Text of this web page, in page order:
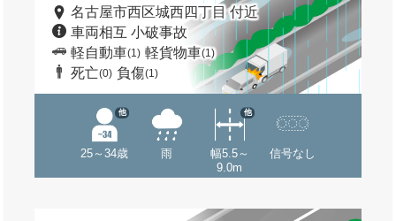
名古屋市西区城西四丁目 付近
車両相互 小破事故
軽自動車(1) 軽貨物車(1)
死亡(0) 負傷(1)
25～34歳
他
雨
幅5.5～
9.0m
他
信号なし